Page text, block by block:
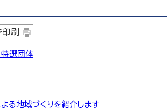
刷
特選団体
よる地域づくりを紹介します